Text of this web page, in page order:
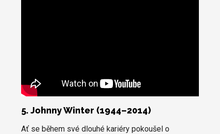
5. Johnny Winter (1944–2014)
Ať se během své dlouhé kariéry pokoušel o